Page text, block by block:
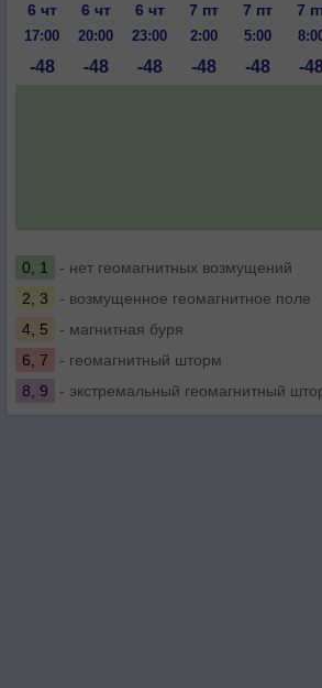
6 чт
6 чт 6 чт 7 пт 7 пт 7
17:00 20:00 23:00 2:00 5:00
-48 -48 -48 -48 -48 -
0, 1
- нет геомагнитных возмущений
2, 3
- возмущенное геомагнитное поле
4, 5
- магнитная буря
6, 7
- геомагнитный шторм
8, 9
- экстремальный геомагнитный